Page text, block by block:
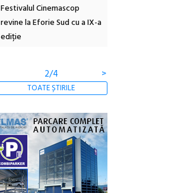
Festivalul Cinemascop
revine la Eforie Sud cu a IX-a
ediție
2/4 >
TOATE ȘTIRILE